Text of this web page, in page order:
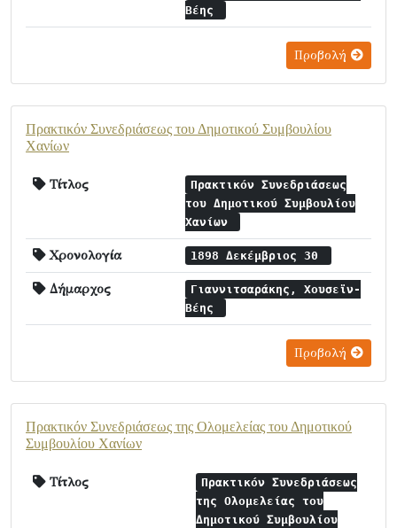
Βέης
Προβολή
Πρακτικόν Συνεδριάσεως του Δημοτικού Συμβουλίου
Χανίων
Τίτλος
Πρακτικόν Συνεδριάσεως
του Δημοτικού Συμβουλίου
Χανίων
Χρονολογία 1898 Δεκέμβριος 30
Δήμαρχος
Γιαννιτσαράκης, Χουσεϊν-
Βέης
Προβολή
Πρακτικόν Συνεδριάσεως της Ολομελείας του Δημοτικού
Συμβουλίου Χανίων
Τίτλος
Πρακτικόν Συνεδριάσεως
της Ολομελείας του
Δημοτικού Συμβουλίου